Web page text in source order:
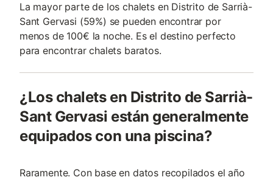
La mayor parte de los chalets en Distrito de Sarrià-
Sant Gervasi (59%) se pueden encontrar por
menos de 100€ la noche. Es el destino perfecto
para encontrar chalets baratos.
¿Los chalets en Distrito de Sarrià-
Sant Gervasi están generalmente
equipados con una piscina?
Raramente. Con base en datos recopilados el año